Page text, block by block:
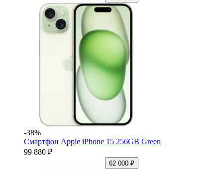
-38%
Смартфон Apple iPhone 15 256GB Green
99 880 ₽
62 000 ₽